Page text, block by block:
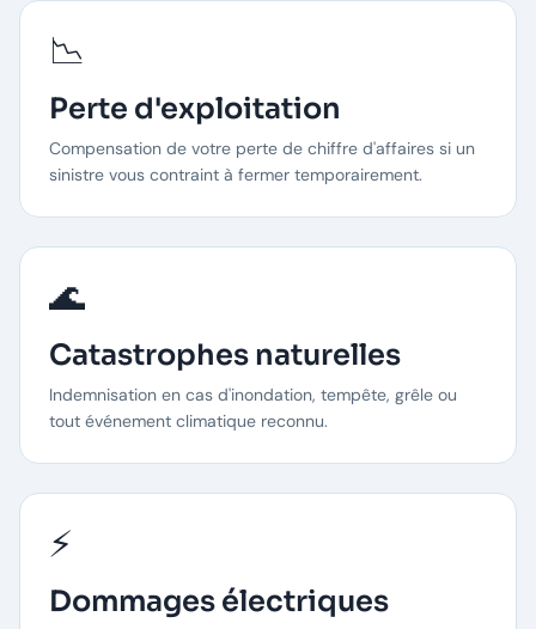
📉
Perte d'exploitation
Compensation de votre perte de chiffre d'affaires si un
sinistre vous contraint à fermer temporairement.
🌊
Catastrophes naturelles
Indemnisation en cas d'inondation, tempête, grêle ou
tout événement climatique reconnu.
⚡
Dommages électriques